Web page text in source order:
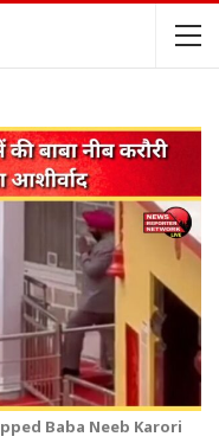
Baba Neeb Karori